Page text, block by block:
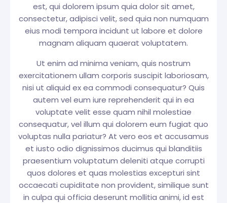
est, qui dolorem ipsum quia dolor sit amet,
consectetur, adipisci velit, sed quia non numquam
eius modi tempora incidunt ut labore et dolore
magnam aliquam quaerat voluptatem.
Ut enim ad minima veniam, quis nostrum
exercitationem ullam corporis suscipit laboriosam,
nisi ut aliquid ex ea commodi consequatur? Quis
autem vel eum iure reprehenderit qui in ea
voluptate velit esse quam nihil molestiae
consequatur, vel illum qui dolorem eum fugiat quo
voluptas nulla pariatur? At vero eos et accusamus
et iusto odio dignissimos ducimus qui blanditiis
praesentium voluptatum deleniti atque corrupti
quos dolores et quas molestias excepturi sint
occaecati cupiditate non provident, similique sunt
in culpa qui officia deserunt mollitia animi, id est